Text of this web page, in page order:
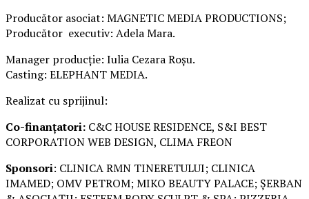
Producător asociat: MAGNETIC MEDIA PRODUCTIONS;
Producător executiv: Adela Mara.
Manager producție: Iulia Cezara Roșu.
Casting: ELEPHANT MEDIA.
Realizat cu sprijinul:
Co-finanțatori: C&C HOUSE RESIDENCE, S&I BEST
CORPORATION WEB DESIGN, CLIMA FREON
Sponsori: CLINICA RMN TINERETULUI; CLINICA
IMAMED; OMV PETROM; MIKO BEAUTY PALACE; ȘERBAN